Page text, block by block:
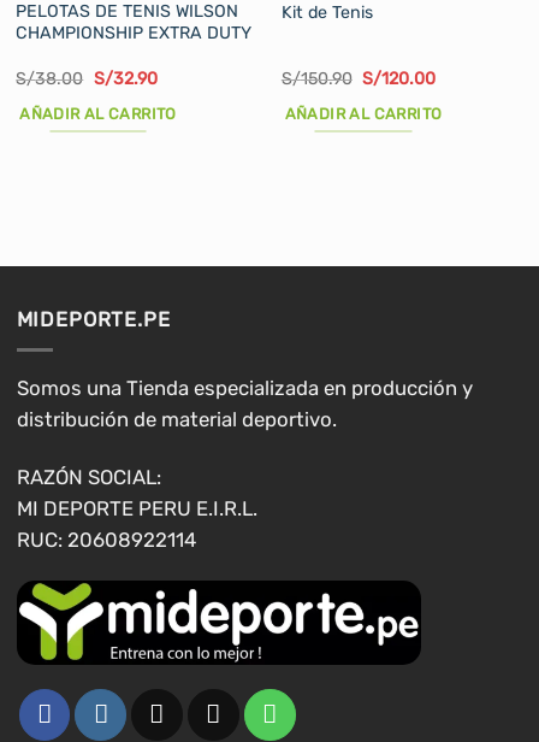
PELOTAS DE TENIS WILSON
CHAMPIONSHIP EXTRA DUTY
S/38.00 El
original
era:
S/32.90El
actual
AÑADIR AL CARRITO
Kit de Tenis
S/150.90 El
original
era:
S/120.00El
actual
AÑADIR AL CARRITO
MIDEPORTE.PE
Somos una Tienda especializada en producción y
distribución de material deportivo.
RAZÓN SOCIAL:
MI DEPORTE PERU E.I.R.L.
RUC: 20608922114